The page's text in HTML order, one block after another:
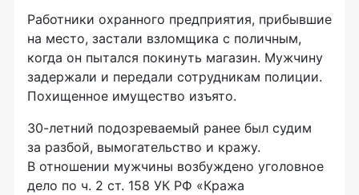
Работники охранного предприятия, прибывшие
на место, застали взломщика с поличным,
когда он пытался покинуть магазин. Мужчину
задержали и передали сотрудникам полиции.
Похищенное имущество изъято.
30-летний подозреваемый ранее был судим
за разбой, вымогательство и кражу.
В отношении мужчины возбуждено уголовное
дело по ч. 2 ст. 158 УК РФ «Кража